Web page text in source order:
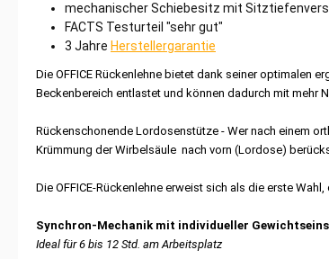
mechanischer Schiebesitz mit
FACTS Testurteil "sehr gut"
3 Jahre Herstellergarantie
Die OFFICE Rückenlehne bietet dank seiner optimalen
Beckenbereich entlastet und können dadurch mit mehr
Rückenschonende Lordosenstütze - Wer nach einem
Krümmung der Wirbelsäule nach vorn (Lordose)
Die OFFICE-Rückenlehne erweist sich als die erste
Synchron-Mechanik mit individueller
Ideal für 6 bis 12 Std. am Arbeitsplatz